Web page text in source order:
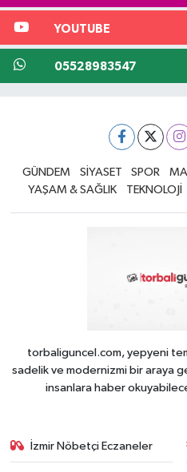
YOUTUBE
05528983547
GÜNDEM SİYASET SPOR
YAŞAM & SAĞLIK
TEKNOLOJİ
torbaliguncel.com, yepyeni
sadelik ve modernizmi bir araya
insanlara haber
İzmir Nöbetçi Eczaneler